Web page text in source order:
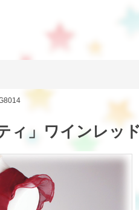
ィ」ワインレッ